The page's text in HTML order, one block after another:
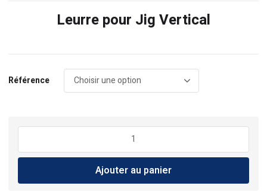
Leurre pour Jig Vertical
Référence
quantité
Leurre
Jack
Ajouter au panier